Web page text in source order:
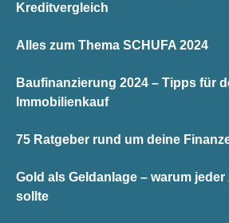
Kreditvergleich
Alles zum Thema SCHUFA 2024
Baufinanzierung 2024 – Tipps für
Immobilienkauf
75 Ratgeber rund um deine
Gold als Geldanlage – warum jeder
sollte